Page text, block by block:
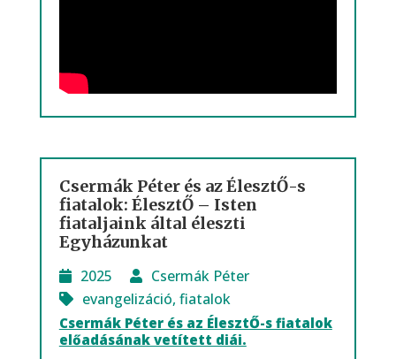
Csermák Péter és az ÉlesztŐ-s
fiatalok: ÉlesztŐ – Isten
fiataljaink által éleszti
Egyházunkat
2025
Csermák Péter
evangelizáció, fiatalok
Csermák Péter és az ÉlesztŐ-s fiatalok
előadásának vetített diái.